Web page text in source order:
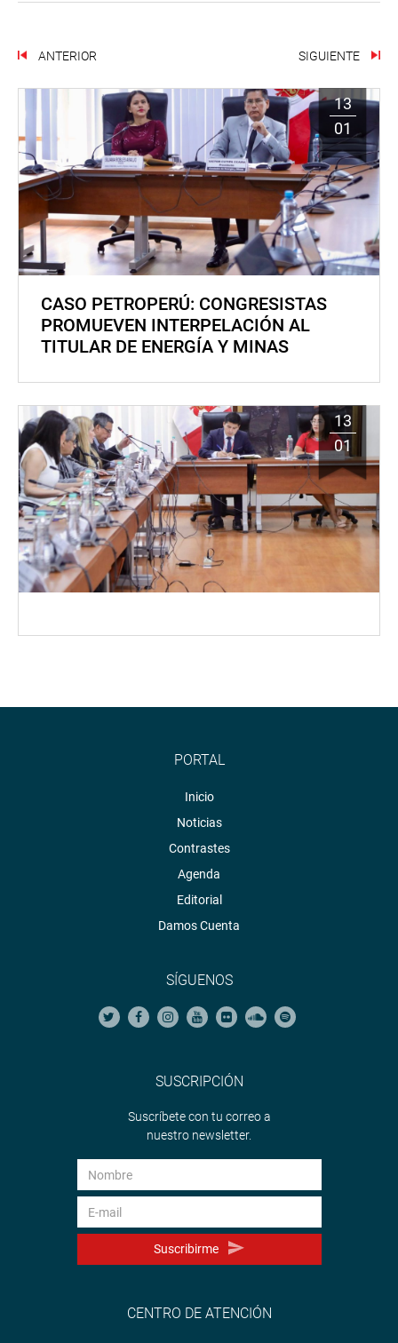
ANTERIOR SIGUIENTE
13
01
CASO PETROPERÚ: CONGRESISTAS
PROMUEVEN INTERPELACIÓN AL
TITULAR DE ENERGÍA Y MINAS
13
01
PORTAL
Inicio
Noticias
Contrastes
Agenda
Editorial
Damos Cuenta
SÍGUENOS
SUSCRIPCIÓN
Suscríbete con tu correo a
nuestro newsletter.
Suscribirme
CENTRO DE ATENCIÓN